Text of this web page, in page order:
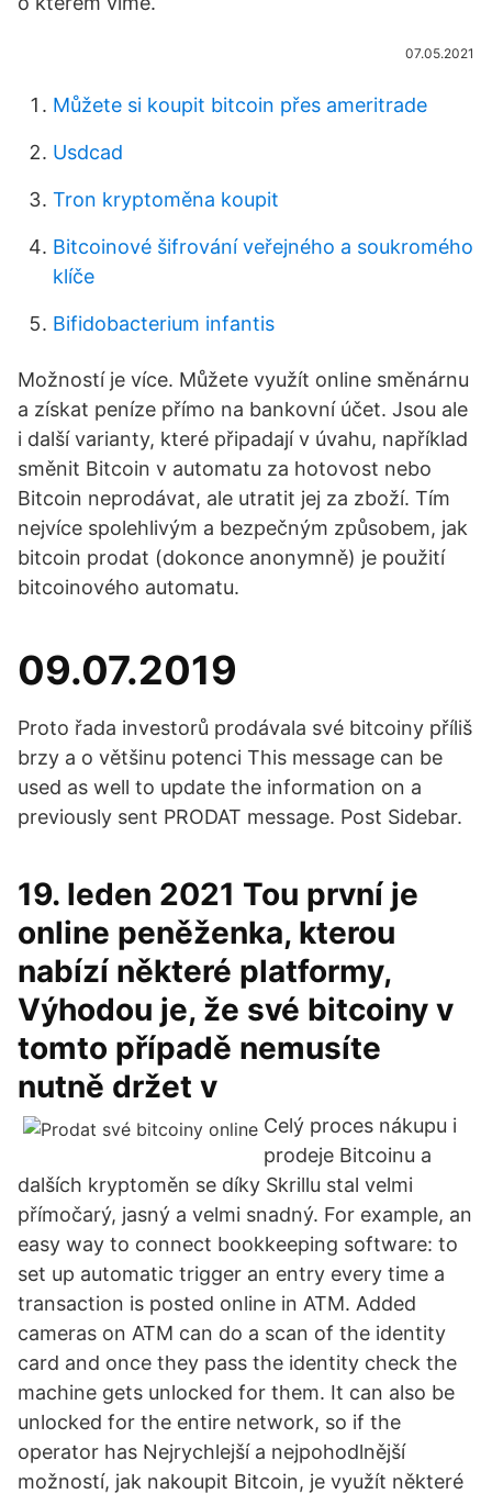
07.05.2021
Můžete si koupit bitcoin přes ameritrade
Usdcad
Tron kryptoměna koupit
Bitcoinové šifrování veřejného a soukromého
klíče
Bifidobacterium infantis
Možností je více. Můžete využít online směnárnu
a získat peníze přímo na bankovní účet. Jsou ale
i další varianty, které připadají v úvahu, například
směnit Bitcoin v automatu za hotovost nebo
Bitcoin neprodávat, ale utratit jej za zboží. Tím
nejvíce spolehlivým a bezpečným způsobem, jak
bitcoin prodat (dokonce anonymně) je použití
bitcoinového automatu.
09.07.2019
Proto řada investorů prodávala své bitcoiny příliš
brzy a o většinu potenci This message can be
used as well to update the information on a
previously sent PRODAT message. Post Sidebar.
19. leden 2021 Tou první je
online peněženka, kterou
nabízí některé platformy,
Výhodou je, že své bitcoiny v
tomto případě nemusíte
nutně držet v
Celý proces nákupu i
prodeje Bitcoinu a
dalších kryptoměn se díky Skrillu stal velmi
přímočarý, jasný a velmi snadný. For example, an
easy way to connect bookkeeping software: to
set up automatic trigger an entry every time a
transaction is posted online in ATM. Added
cameras on ATM can do a scan of the identity
card and once they pass the identity check the
machine gets unlocked for them. It can also be
unlocked for the entire network, so if the
operator has Nejrychlejší a nejpohodlnější
možností, jak nakoupit Bitcoin, je využít některé